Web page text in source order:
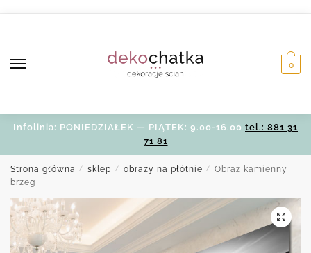
0
Infolinia: PONIEDZIAŁEK — PIĄTEK: 9.00-16.00 tel.: 881 31
71 81
Strona główna / sklep / obrazy na płótnie / Obraz kamienny
brzeg